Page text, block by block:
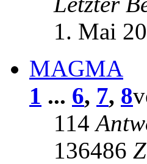
1. Mai
MAGMA
1 ... 6, 7, 8
114
136486